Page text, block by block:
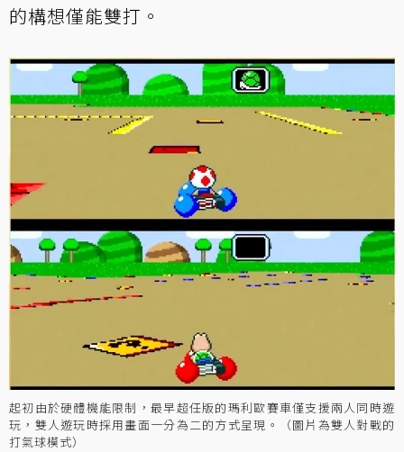
的構想僅能雙打。
起初由於硬體機能限制，最早超任版的瑪利歐賽車僅支援兩人同時遊
玩，雙人遊玩時採用畫面一分為二的方式呈現。（圖片為雙人對戰的
打氣球模式）